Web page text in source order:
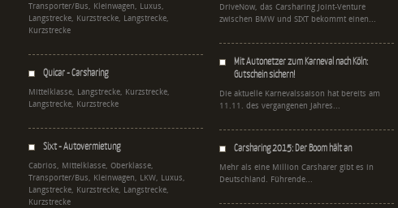
Transporter/Bus, Kleinwagen, Luxus,
Langstrecke, Kurzstrecke, Langstrecke,
Kurzstrecke
Quicar - Carsharing
Mittelklasse, Langstrecke, Kurzstrecke,
Langstrecke, Kurzstrecke
Sixt - Autovermietung
Cabrios, Mittelklasse, Oberklasse,
Transporter/Bus, Kleinwagen, LKW, Luxus,
Langstrecke, Kurzstrecke, Langstrecke,
Kurzstrecke
DriveNow, das Carsharing Joint-Venture
zwischen BMW und SIXT bekommt einen...
Mit Autonetzer zum Karneval nach Köln:
Gutschein sichern!
Die aktuelle Karnevalssaison hat bereits am
11.11. des vergangenen Jahres...
Carsharing 2015: Der Boom hält an
Mehr als eine Million Carsharer gibt es in
Deutschland. Führende...